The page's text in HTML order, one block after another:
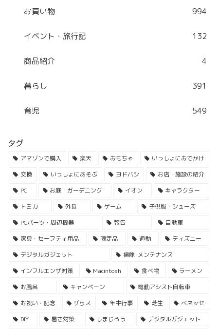
お買い物 994
イベント・旅行記 132
商品紹介 4
暮らし 391
育児 549
タグ
アマゾンで購入 楽天 おもちゃ
いっしょにおでかけ
交換
いっしょにあそぶ ヨドバシ
お店・施設の紹介
PC
お庭・ガーデニング イオン
キャラクター
トミカ
外食 ゲーム
子供服・シューズ
PCパーツ・周辺機器
報告
自動車
家具・セーフティ用品
限定品 通勤
ディズニー
デジタルガジェット
掃除･メンテナンス
インフルエンザ対策
Macintosh 食べ物
ラーメン
お風呂
キャンペーン
電動アシスト自転車
お祝い・記念
ザらス 年中行事 芝生
ベネッセ
DIY
暑さ対策 しまじろう
デジタルガジェット